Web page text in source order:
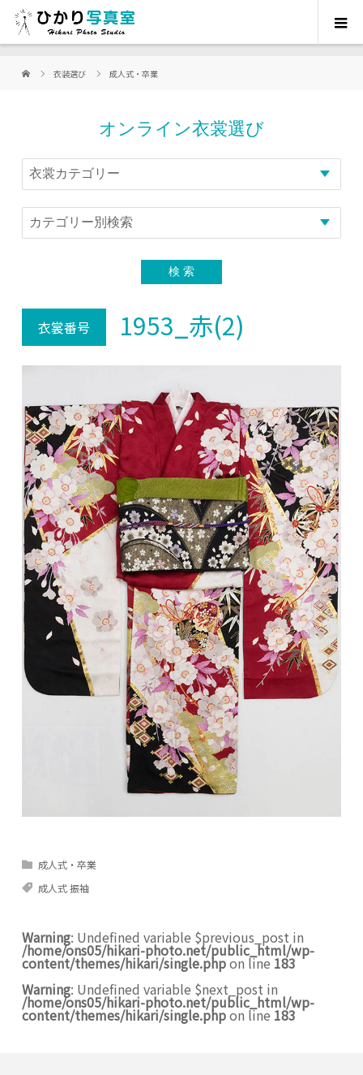
衣装選び 成人式・卒業
オンライン衣裳選び
衣裳番号 1953_赤(2)
成人式・卒業
成人式 振袖
Warning: Undefined variable $previous_post in
/home/ons05/hikari-photo.net/public_html/wp-
content/themes/hikari/single.phpon line 183
Warning: Undefined variable $next_post in
/home/ons05/hikari-photo.net/public_html/wp-
content/themes/hikari/single.phpon line 183